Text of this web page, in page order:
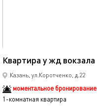
Квартира у жд вокзала
Казань, ул.Коротченко, д.22
моментальное бронирование
1-комнатная квартира